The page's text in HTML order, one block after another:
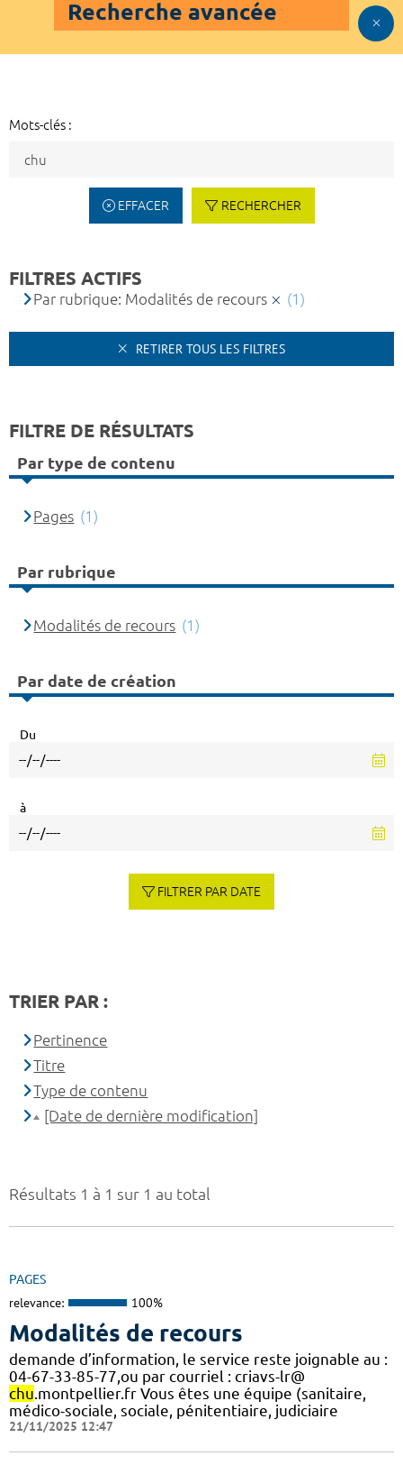
Recherche avancée
Mots-clés :
EFFACER RECHERCHER
Résultats 1 à 1 sur 1 au total
PAGES
relevance: 100%
Modalités de recours
demande d’information, le service reste joignable au :
04-67-33-85-77,ou par courriel : criavs-lr@
chu .montpellier.fr Vous êtes une équipe (sanitaire,
médico-sociale, sociale, pénitentiaire, judiciaire
21/11/2025 12:47
FILTRES ACTIFS
Par rubrique: Modalités de recours (1)
RETIRER TOUS LES FILTRES
FILTRE DE RÉSULTATS
Par type de contenu
Pages (1)
Par rubrique
Modalités de recours (1)
Par date de création
Du
à
FILTRER PAR DATE
TRIER PAR :
Pertinence
Titre
Type de contenu
[Date de dernière modification]